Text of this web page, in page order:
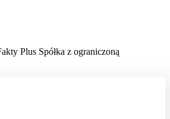
Plus Spółka z ograniczoną